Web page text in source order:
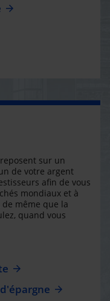
sur un
de votre argent
afin de vous
mondiaux et à
même que la
quand vous
d'épargne